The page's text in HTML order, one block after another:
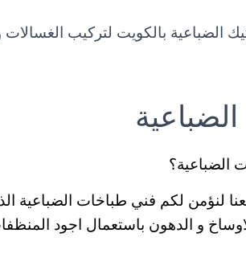
الضباعية بالكويت لتركيب الغسالات
معنا لنؤمن لكم فني طباخات
و الدهون باستعمال اجود